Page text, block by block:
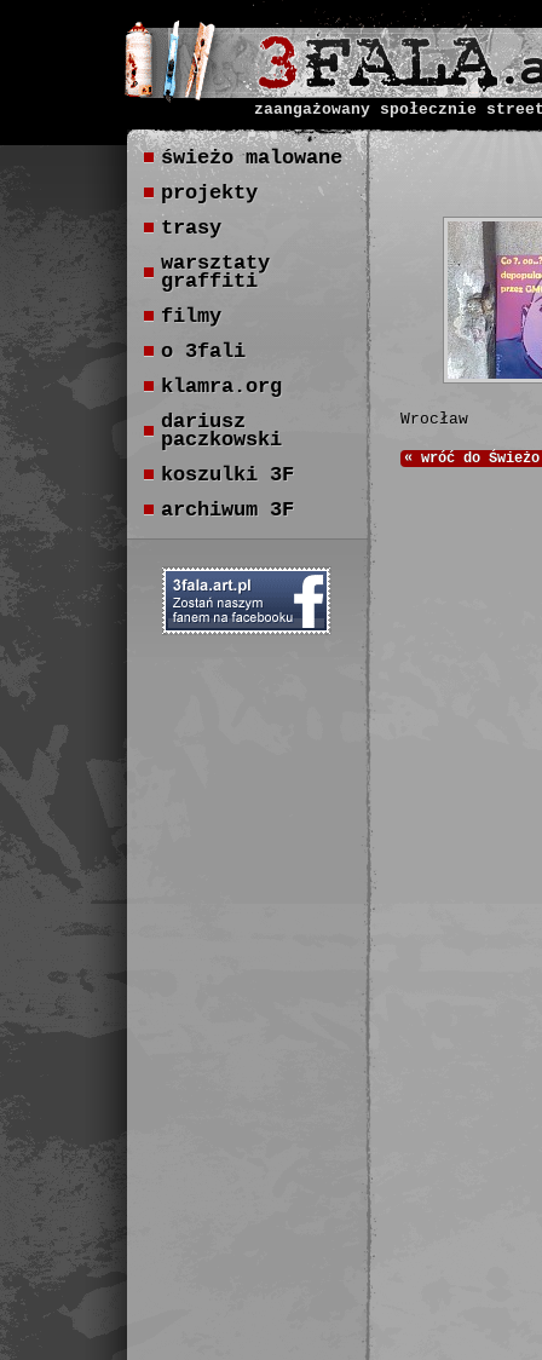
zaangażowany społecznie
Wrocław
« wróć do
świeżo malowane
projekty
trasy
warsztaty
graffiti
filmy
o 3fali
klamra.org
dariusz
paczkowski
koszulki 3F
archiwum 3F